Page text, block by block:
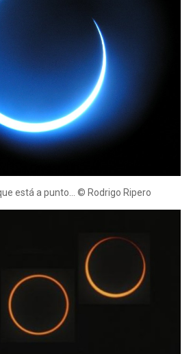
está a punto… © Rodrigo Ripero